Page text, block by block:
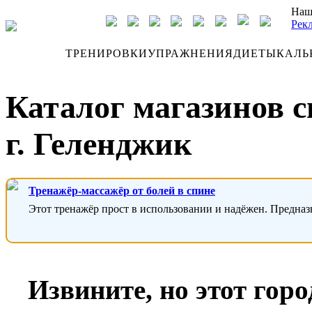
ТРЕНИРОВКИУПРАЖНЕНИЯДИЕТЫ
Каталог магазинов
г. Геленджик
Тренажёр-массажёр от болей в спине
Этот тренажёр прост в использовании и надёжен.
Извините, но этот